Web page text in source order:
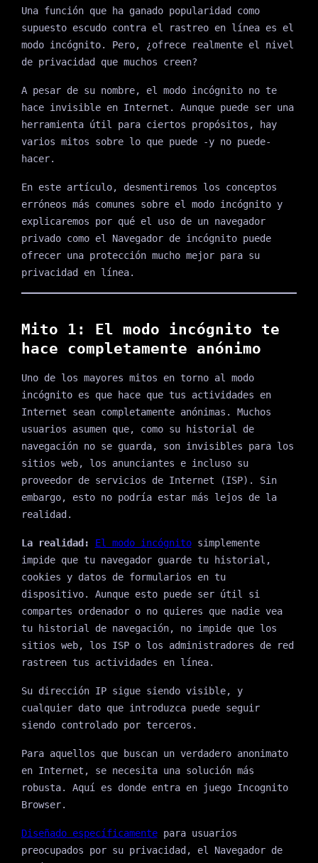
Una función que ha ganado popularidad como
supuesto escudo contra el rastreo en línea es el
modo incógnito. Pero, ¿ofrece realmente el nivel
de privacidad que muchos creen?
A pesar de su nombre, el modo incógnito no te
hace invisible en Internet. Aunque puede ser una
herramienta útil para ciertos propósitos, hay
varios mitos sobre lo que puede -y no puede-
hacer.
En este artículo, desmentiremos los conceptos
erróneos más comunes sobre el modo incógnito y
explicaremos por qué el uso de un navegador
privado como el Navegador de incógnito puede
ofrecer una protección mucho mejor para su
privacidad en línea.
Mito 1: El modo incógnito te
hace completamente anónimo
Uno de los mayores mitos en torno al modo
incógnito es que hace que tus actividades en
Internet sean completamente anónimas. Muchos
usuarios asumen que, como su historial de
navegación no se guarda, son invisibles para los
sitios web, los anunciantes e incluso su
proveedor de servicios de Internet (ISP). Sin
embargo, esto no podría estar más lejos de la
realidad.
La realidad: El modo incógnitosimplemente
impide que tu navegador guarde tu historial,
cookies y datos de formularios en tu
dispositivo. Aunque esto puede ser útil si
compartes ordenador o no quieres que nadie vea
tu historial de navegación, no impide que los
sitios web, los ISP o los administradores de red
rastreen tus actividades en línea.
Su dirección IP sigue siendo visible, y
cualquier dato que introduzca puede seguir
siendo controlado por terceros.
Para aquellos que buscan un verdadero anonimato
en Internet, se necesita una solución más
robusta. Aquí es donde entra en juego Incognito
Browser.
Diseñado específicamentepara usuarios
preocupados por su privacidad, el Navegador de